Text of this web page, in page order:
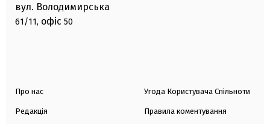
вул. Володимирська
61/11, офіс 50
Про нас
Редакція
Угода Користувача Спільноти
Правила коментування